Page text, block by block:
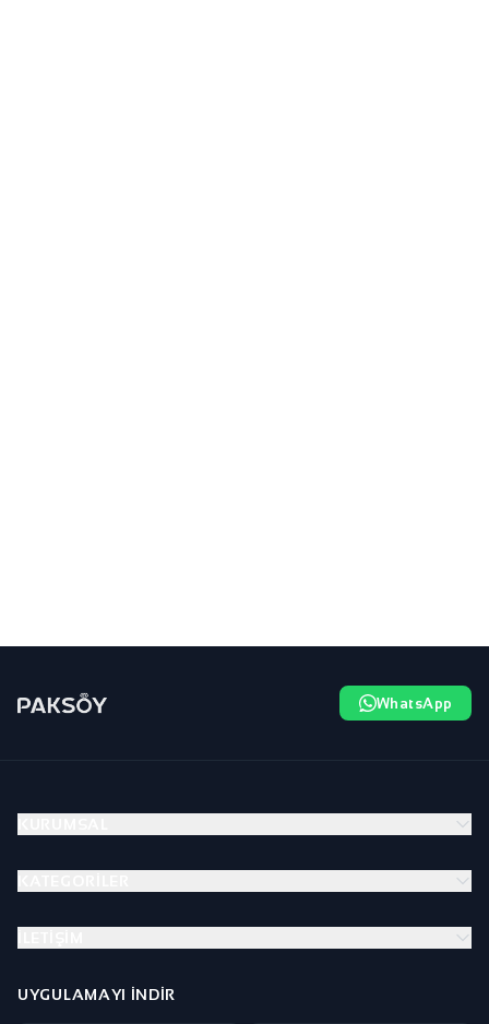
WhatsApp
UYGULAMAYI İNDIR